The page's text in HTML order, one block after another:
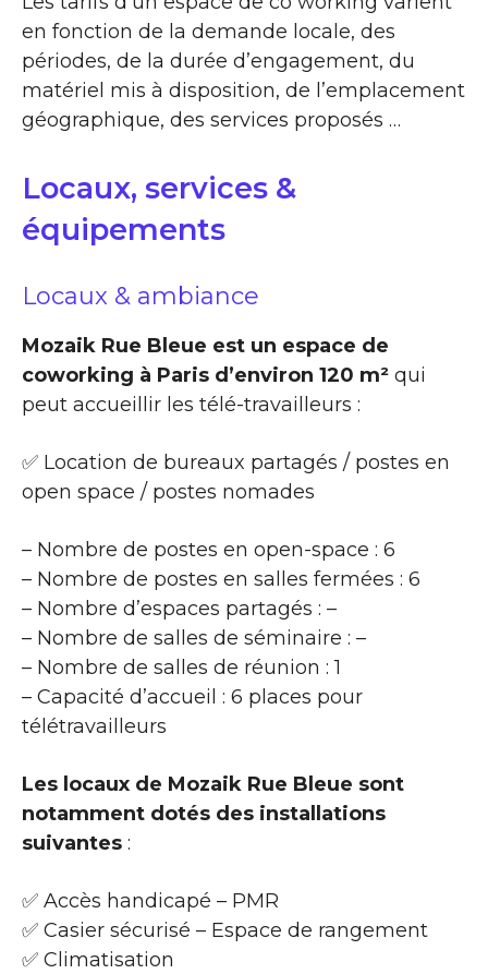
en fonction de la demande locale, des
périodes, de la durée d’engagement, du
matériel mis à disposition, de l’emplacement
géographique, des services proposés …
Locaux, services &
équipements
Locaux & ambiance
Mozaik Rue Bleue est un espace de
coworking à Paris d’environ 120 m² qui
peut accueillir les télé-travailleurs :
✅ Location de bureaux partagés / postes en
open space / postes nomades
– Nombre de postes en open-space : 6
– Nombre de postes en salles fermées : 6
– Nombre d’espaces partagés : –
– Nombre de salles de séminaire : –
– Nombre de salles de réunion : 1
– Capacité d’accueil : 6 places pour
télétravailleurs
Les locaux de Mozaik Rue Bleue sont
notamment dotés des installations
suivantes :
✅ Accès handicapé – PMR
✅ Casier sécurisé – Espace de rangement
✅ Climatisation